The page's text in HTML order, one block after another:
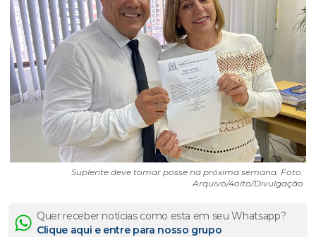
Suplente deve tomar posse na próxima semana. Foto:
Arquivo/4oito/Divulgação
Quer receber notícias como esta em seu Whatsapp?
Clique aqui e entre para nosso grupo